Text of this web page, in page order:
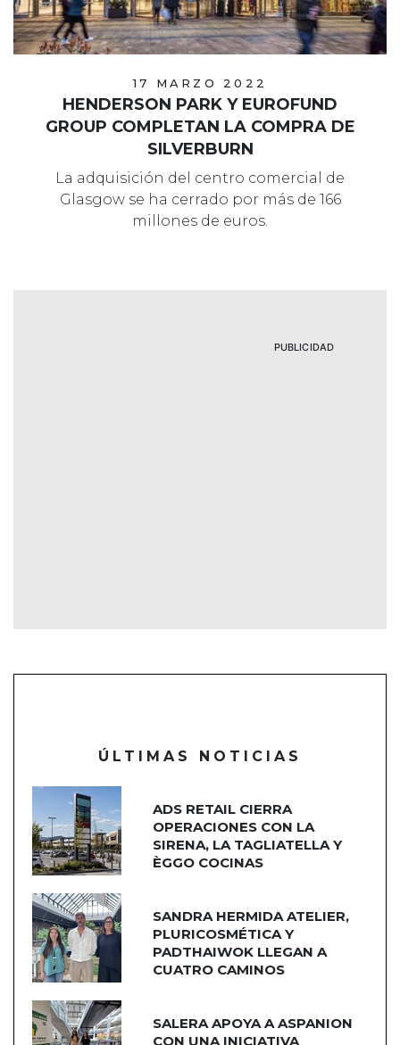
17 MARZO 2022
HENDERSON PARK Y EUROFUND
GROUP COMPLETAN LA COMPRA DE
SILVERBURN
La adquisición del centro comercial de
Glasgow se ha cerrado por más de 166
millones de euros.
PUBLICIDAD
ÚLTIMAS NOTICIAS
ADS RETAIL CIERRA
OPERACIONES CON LA
SIRENA, LA TAGLIATELLA Y
ÈGGO COCINAS
SANDRA HERMIDA ATELIER,
PLURICOSMÉTICA Y
PADTHAIWOK LLEGAN A
CUATRO CAMINOS
SALERA APOYA A ASPANION
CON UNA INICIATIVA